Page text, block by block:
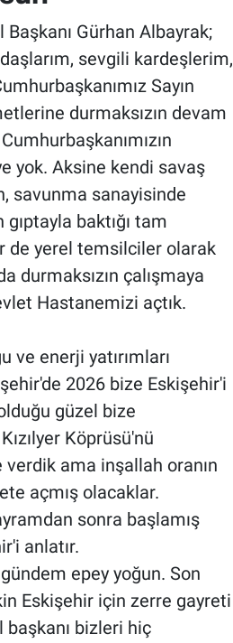
Gürhan Albayrak;
sevgili kardeşlerim,
Sayın
durmaksızın devam
yok. Aksine kendi savaş
savunma sanayisinde
baktığı tam
de yerel temsilciler olarak
durmaksızın çalışmaya
Hastanemizi açtık.
ve enerji yatırımları
2026 bize Eskişehir'i
güzel bize
Köprüsü'nü
verdik ama inşallah oranın
açmış olacaklar.
sonra başlamış
anlatır.
epey yoğun. Son
Eskişehir için zerre gayreti
bizleri hiç